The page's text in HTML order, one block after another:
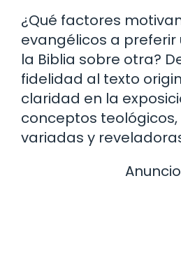
¿Qué factores
evangélicos a preferir
la Biblia sobre otra?
fidelidad al texto
claridad en la
conceptos teológicos,
variadas y